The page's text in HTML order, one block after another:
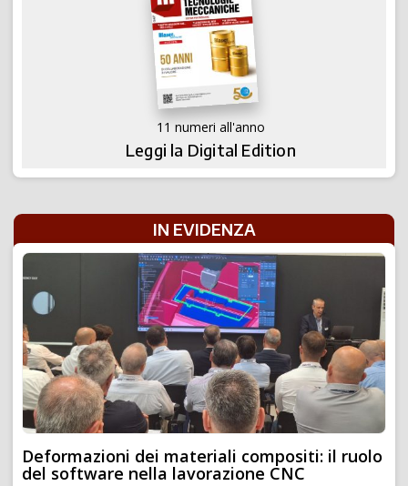
11 numeri all'anno
Leggi la Digital Edition
IN EVIDENZA
Deformazioni dei materiali compositi: il ruolo
del software nella lavorazione CNC